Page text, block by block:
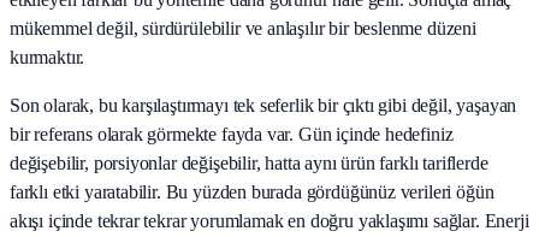
mükemmel değil, sürdürülebilir ve anlaşılır bir beslenme düzeni
kurmaktır.
Son olarak, bu karşılaştırmayı tek seferlik bir çıktı gibi değil, yaşayan
bir referans olarak görmekte fayda var. Gün içinde hedefiniz
değişebilir, porsiyonlar değişebilir, hatta aynı ürün farklı tariflerde
farklı etki yaratabilir. Bu yüzden burada gördüğünüz verileri öğün
akışı içinde tekrar tekrar yorumlamak en doğru yaklaşımı sağlar. Enerji